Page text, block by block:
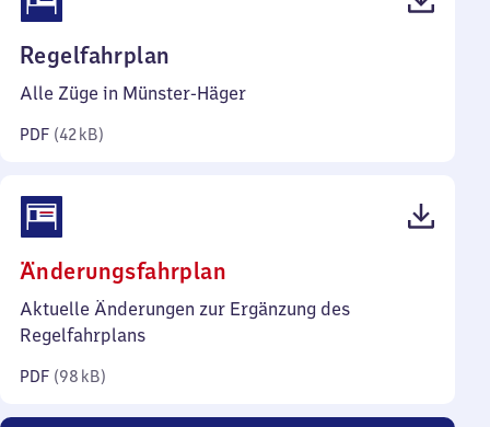
Regelfahrplan
42
Alle Züge in Münster-Häger
PDF (42 kB)
Änderungsfahrplan
98
Aktuelle Änderungen zur Ergänzung des
Regelfahrplans
PDF (98 kB)